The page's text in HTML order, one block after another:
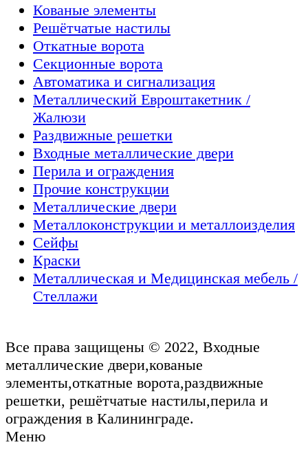
Кованые элементы
Решётчатые настилы
Откатные ворота
Секционные ворота
Автоматика и сигнализация
Металлический Евроштакетник /
Жалюзи
Раздвижные решетки
Входные металлические двери
Перила и ограждения
Прочие конструкции
Металлические двери
Металлоконструкции и металлоизделия
Сейфы
Краски
Металлическая и Медицинская мебель /
Стеллажи
Все права защищены © 2022, Входные
металлические двери,кованые
элементы,откатные ворота,раздвижные
решетки, решётчатые настилы,перила и
ограждения в Калининграде.
Меню